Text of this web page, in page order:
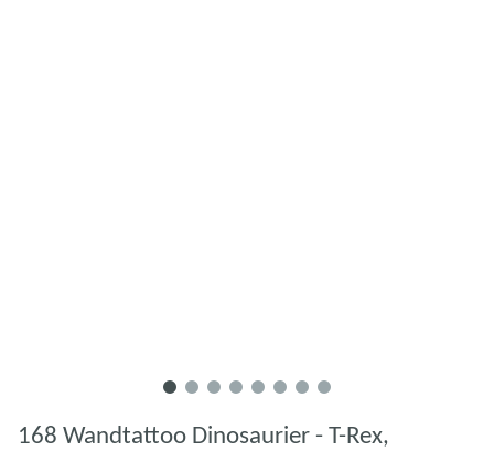
168 Wandtattoo Dinosaurier - T-Rex,